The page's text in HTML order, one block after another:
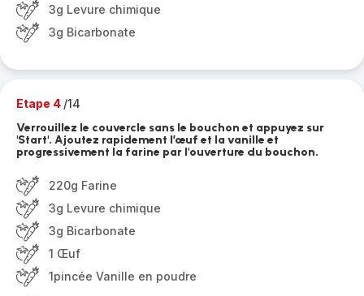
3g Levure chimique
3g Bicarbonate
Etape 4 /14
Verrouillez le couvercle sans le bouchon et appuyez sur
'Start'. Ajoutez rapidement l’œuf et la vanille et
progressivement la farine par l'ouverture du bouchon.
220g Farine
3g Levure chimique
3g Bicarbonate
1 Œuf
1pincée Vanille en poudre